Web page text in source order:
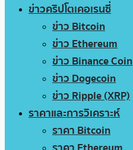
ข่าวคริปโตเคอเรนซี่
ข่าว Bitcoin
ข่าว Ethereum
ข่าว Binance Coin
ข่าว Dogecoin
ข่าว Ripple (XRP)
ราคาและการวิเคราะห์
ราคา Bitcoin